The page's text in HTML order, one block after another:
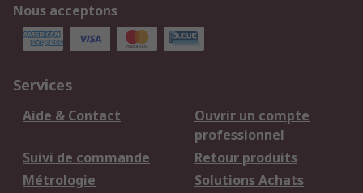
Nous acceptons
Services
Aide & Contact
Ouvrir un compte
professionnel
Suivi de commande
Retour produits
Métrologie
Solutions Achats